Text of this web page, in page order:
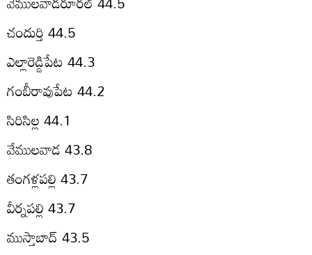
చందుర్తి 44.5
ఎల్లారెడ్డిపేట 44.3
గంబీరావుపేట 44.2
సిరిసిల్ల 44.1
వేములవాడ 43.8
తంగళ్లపల్లి 43.7
వీర్నపల్లి 43.7
ముస్తాబాద్‌ 43.5